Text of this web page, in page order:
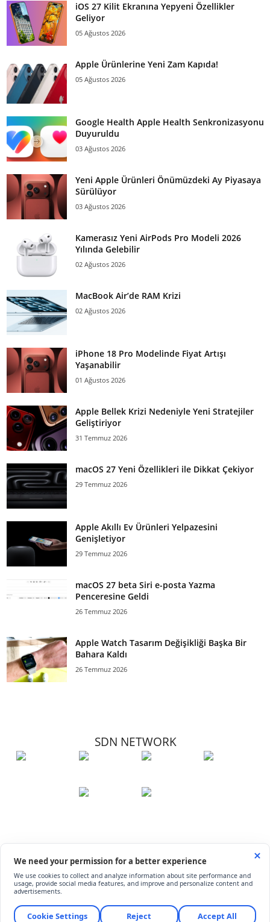
iOS 27 Kilit Ekranına Yepyeni Özellikler
Geliyor
05 Ağustos 2026
Apple Ürünlerine Yeni Zam Kapıda!
05 Ağustos 2026
Google Health Apple Health Senkronizasyonu
Duyuruldu
03 Ağustos 2026
Yeni Apple Ürünleri Önümüzdeki Ay Piyasaya
Sürülüyor
03 Ağustos 2026
Kamerasız Yeni AirPods Pro Modeli 2026
Yılında Gelebilir
02 Ağustos 2026
MacBook Air’de RAM Krizi
02 Ağustos 2026
iPhone 18 Pro Modelinde Fiyat Artışı
Yaşanabilir
01 Ağustos 2026
Apple Bellek Krizi Nedeniyle Yeni Stratejiler
Geliştiriyor
31 Temmuz 2026
macOS 27 Yeni Özellikleri ile Dikkat Çekiyor
29 Temmuz 2026
Apple Akıllı Ev Ürünleri Yelpazesini
Genişletiyor
29 Temmuz 2026
macOS 27 beta Siri e-posta Yazma
Penceresine Geldi
26 Temmuz 2026
Apple Watch Tasarım Değişikliği Başka Bir
Bahara Kaldı
26 Temmuz 2026
SDN NETWORK